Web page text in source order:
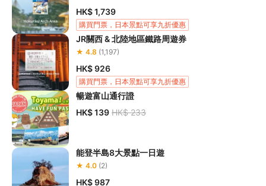
HK$ 1,739
購買門票，日本景點可享九折優惠
JR關西 & 北陸地區鐵路周遊券
★ 4.8 (1,197)
HK$ 926
購買門票，日本景點可享九折優惠
暢遊富山通行證
HK$ 139 HK$ 233
能登半島8大景點一日遊
★ 4.0 (2)
HK$ 987